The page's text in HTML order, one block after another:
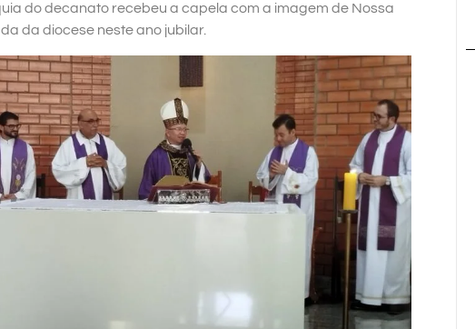
do decanato recebeu a capela com a imagem de Nossa
da diocese neste ano jubilar.